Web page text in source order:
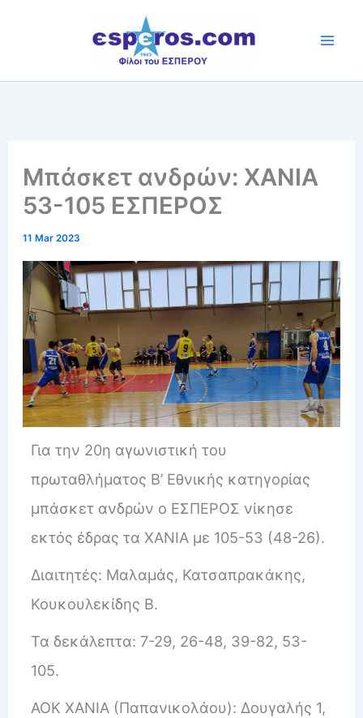
Μπάσκετ ανδρών: ΧΑΝΙΑ
53-105 ΕΣΠΕΡΟΣ
11 Mar 2023
Για την 20η αγωνιστική του
πρωταθλήματος Β’ Εθνικής κατηγορίας
μπάσκετ ανδρών ο ΕΣΠΕΡΟΣ νίκησε
εκτός έδρας τα XANIA με 105-53 (48-26).
Διαιτητές: Μαλαμάς, Κατσαπρακάκης,
Κουκουλεκίδης Β.
Τα δεκάλεπτα: 7-29, 26-48, 39-82, 53-
105.
ΑΟΚ XANIA (Παπανικολάου): Δουγαλής 1,